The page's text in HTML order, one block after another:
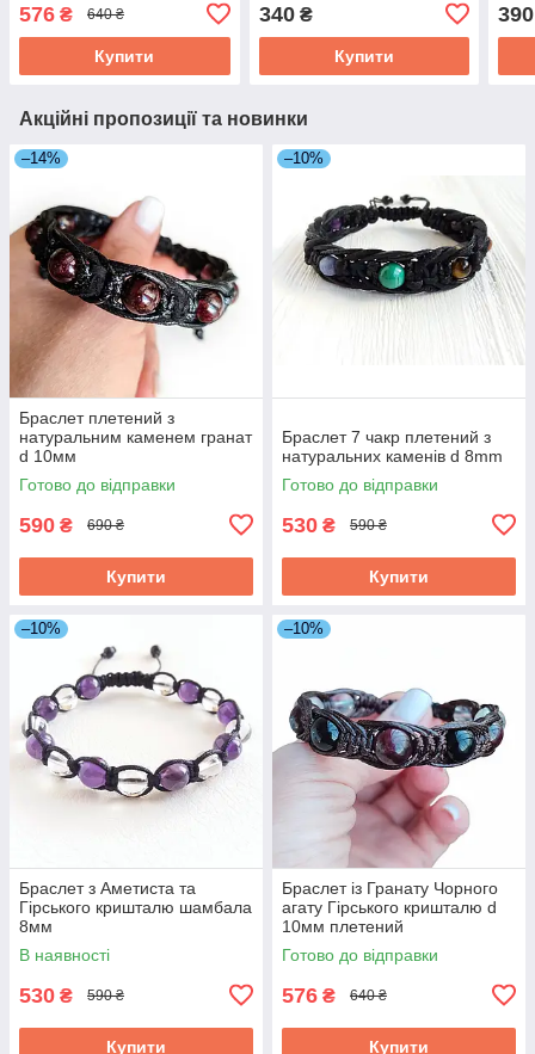
576 ₴ 640 ₴
Купити
340₴
Купити
390
Акційні пропозиції та новинки
–14%
Браслет плетений з
натуральним каменем гранат
d 10мм
Готово до відправки
590 ₴ 690 ₴
Купити
–10%
Браслет 7 чакр плетений з
натуральних каменів d 8mm
Готово до відправки
530 ₴ 590 ₴
Купити
–10%
Браслет з Аметиста та
Гірського кришталю шамбала
8мм
В наявності
530 ₴ 590 ₴
Купити
–10%
Браслет із Гранату Чорного
агату Гірського кришталю d
10мм плетений
Готово до відправки
576 ₴ 640 ₴
Купити